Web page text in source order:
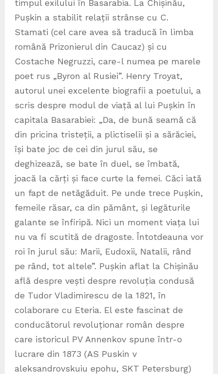
timpul exilului în Basarabia. La Chișinău,
Pușkin a stabilit relații strânse cu C.
Stamati (cel care avea să traducă în limba
română Prizonierul din Caucaz) și cu
Costache Negruzzi, care-l numea pe marele
poet rus „Byron al Rusiei”. Henry Troyat,
autorul unei excelente biografii a poetului, a
scris despre modul de viață al lui Pușkin în
capitala Basarabiei: „Da, de bună seamă că
din pricina tristeții, a plictiselii și a sărăciei,
își bate joc de cei din jurul său, se
deghizează, se bate în duel, se îmbată,
joacă la cărți și face curte la femei. Căci iată
un fapt de netăgăduit. Pe unde trece Pușkin,
femeile răsar, ca din pământ, și legăturile
galante se înfiripă. Nici un moment viața lui
nu va fi scutită de dragoste. Întotdeauna vor
roi în jurul său: Marii, Eudoxii, Natalii, rând
pe rând, tot altele”. Pușkin aflat la Chișinău
află despre vești despre revoluția condusă
de Tudor Vladimirescu de la 1821, în
colaborare cu Eteria. El este fascinat de
conducătorul revoluționar român despre
care istoricul PV Annenkov spune într-o
lucrare din 1873 (AS Puskin v
aleksandrovskuiu epohu, SKT Petersburg)